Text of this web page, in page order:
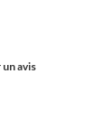
avis